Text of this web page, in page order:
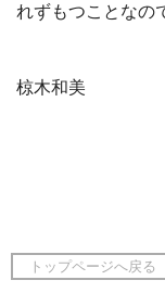
れずもつことなの
椋木和美
トップページへ戻る